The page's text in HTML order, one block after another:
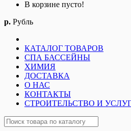
В корзине пусто!
р. Рубль
КАТАЛОГ ТОВАРОВ
СПА БАССЕЙНЫ
ХИМИЯ
ДОСТАВКА
О НАС
КОНТАКТЫ
СТРОИТЕЛЬСТВО И